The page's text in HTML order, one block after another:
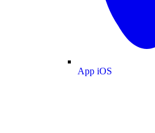
App iOS